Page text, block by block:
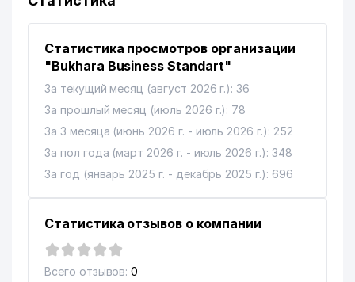
Статистика просмотров организации
"Bukhara Business Standart"
За текущий месяц (август 2026 г.): 36
За прошлый месяц (июль 2026 г.): 78
За 3 месяца (июнь 2026 г. - июль 2026 г.): 252
За пол года (март 2026 г. - июль 2026 г.): 348
За год (январь 2025 г. - декабрь 2025 г.): 696
Статистика отзывов о компании
Всего отзывов: 0